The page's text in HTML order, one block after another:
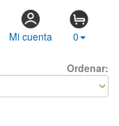
Mi cuenta 0
Ordenar: